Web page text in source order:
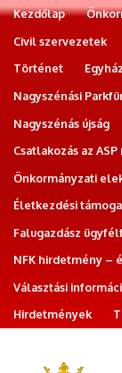
Kezdőlap
Civil szervezetek
Történet
Egyház
Nagyszénási
Nagyszénás újság
Csatlakozás az
Önkormányzati
Életkezdési
Falugazdász
NFK hirdetmény –
Választási
Hirdetmények